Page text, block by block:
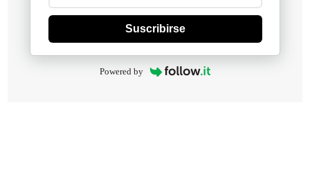
Suscribirse
Powered by